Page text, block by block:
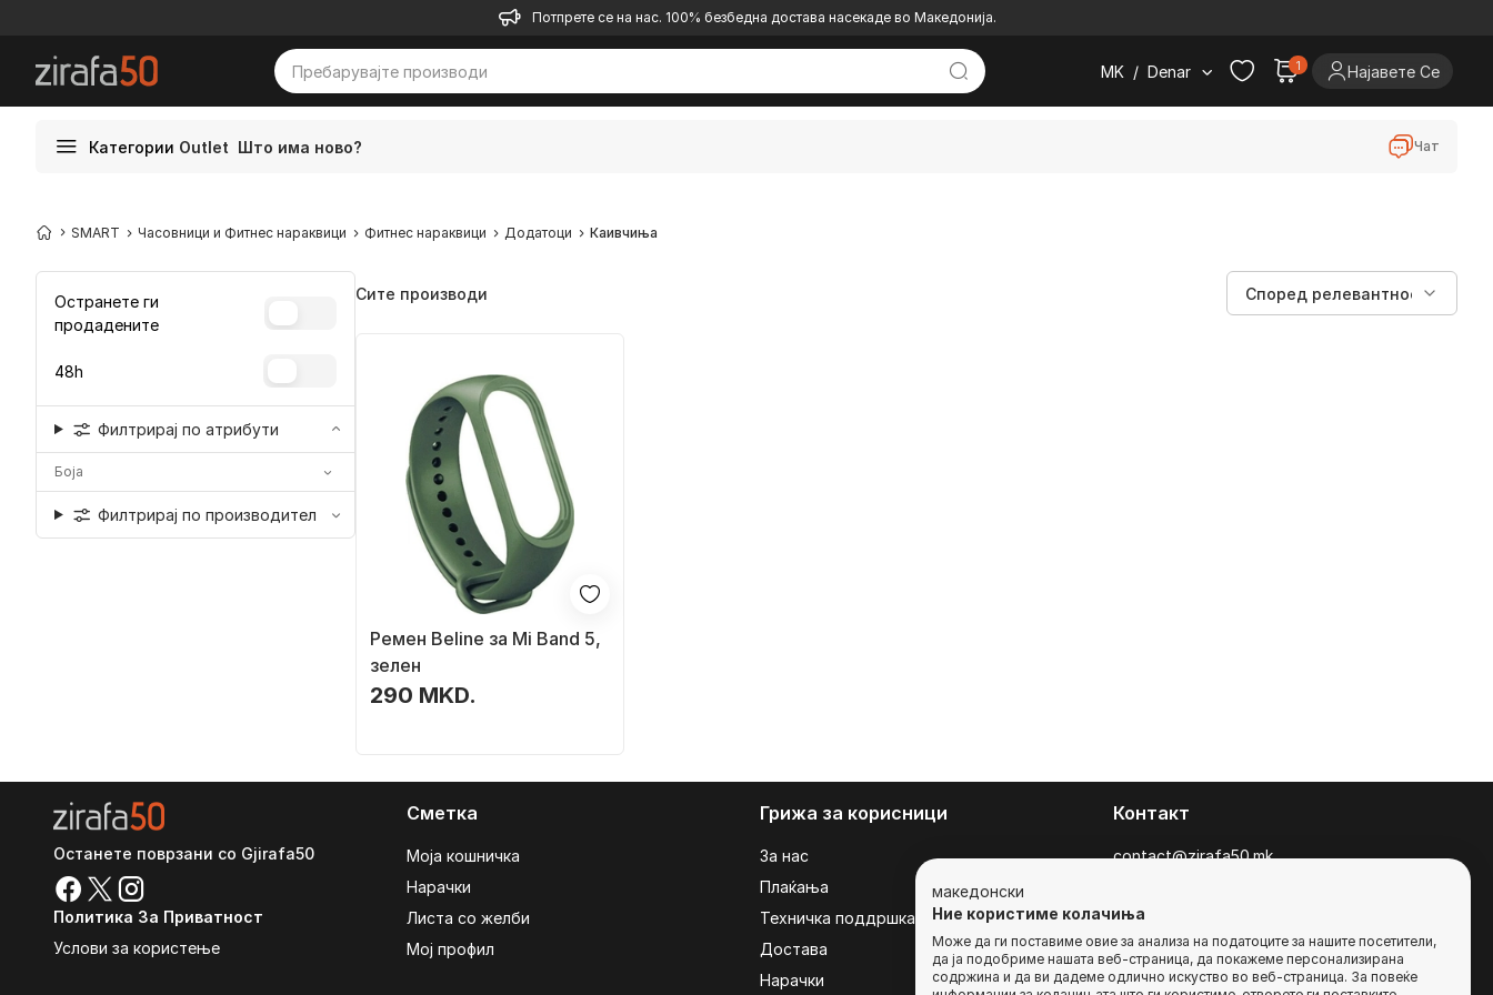
Потпрете се на нас. 100% безбедна достава насекаде во Македонија.
MK / Denar 1 Најавете Се
Категории Outlet Што има ново? Чат
SMART Часовници и Фитнес нараквици Фитнес нараквици Додатоци Каивчиња
Остранете ги
продадените
48h
Филтрирај по атрибути
Боја
Филтрирај по производител
Сите производи
Ремен Beline за Mi Band 5,
зелен
290 MKD.
Останете поврзани со Gjirafa50
Политика За Приватност
Услови за користење
Сметка
Моја кошничка
Нарачки
Листа со желби
Мој профил
Грижа за корисници
За нас
Плаќања
Техничка поддршка
Достава
Нарачки
Контакт
contact@zirafa50.mk
За барања на понуди, контактирајте нѐ
на:
b2b@zirafa50.mk
македонски
Ние користиме колачиња
Може да ги поставиме овие за анализа на податоците за нашите посетители,
да ја подобриме нашата веб-страница, да покажеме персонализирана
содржина и да ви дадеме одлично искуство во веб-страница. За повеќе